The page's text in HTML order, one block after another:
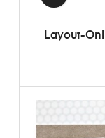
Layout-